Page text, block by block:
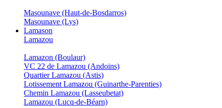
Masounave (Haut-de-Bosdarros)
Masounave (Lys)
Lamason
Lamazou
Lamazon (Boulaur)
VC 22 de Lamazou (Andoins)
Quartier Lamazou (Astis)
Lotissement Lamazou (Guinarthe-Parenties)
Chemin Lamazou (Lasseubetat)
Lamazou (Lucq-de-Béarn)